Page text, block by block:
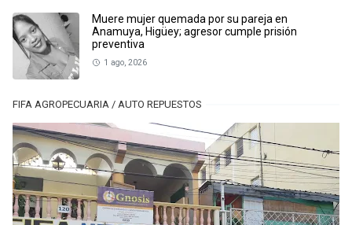
Muere mujer quemada por su pareja en
Anamuya, Higüey; agresor cumple prisión
preventiva
1 ago, 2026
FIFA AGROPECUARIA / AUTO REPUESTOS